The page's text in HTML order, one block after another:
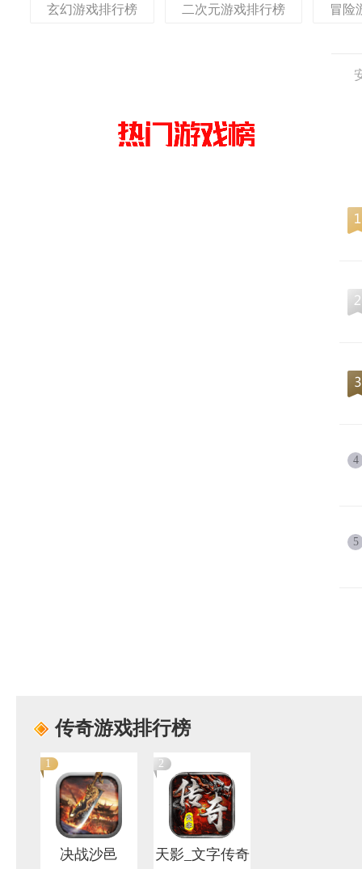
玄幻游戏排行榜 二次元游戏排行榜 冒险
4
5
传奇游戏排行榜
1
决战沙邑
2
天影_文字传奇